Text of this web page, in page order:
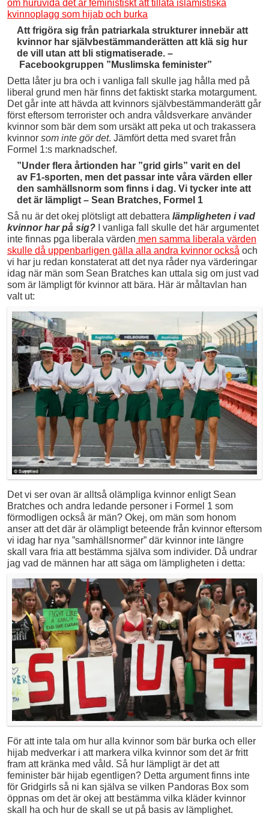
om huruvida det är feministiskt att tillåta islamistiska
kvinnoplagg som hijab och burka
Att frigöra sig från patriarkala strukturer innebär att
kvinnor har självbestämmanderätten att klä sig hur
de vill utan att bli stigmatiserade. –
Facebookgruppen ”Muslimska feminister”
Detta låter ju bra och i vanliga fall skulle jag hålla med på
liberal grund men här finns det faktiskt starka motargument.
Det går inte att hävda att kvinnors självbestämmanderätt går
först eftersom terrorister och andra våldsverkare använder
kvinnor som bär dem som ursäkt att peka ut och trakassera
kvinnor som inte gör det. Jämfört detta med svaret från
Formel 1:s marknadschef.
”Under flera årtionden har ”grid girls” varit en del
av F1-sporten, men det passar inte våra värden eller
den samhällsnorm som finns i dag. Vi tycker inte att
det är lämpligt – Sean Bratches, Formel 1
Så nu är det okej plötsligt att debattera lämpligheten i vad
kvinnor har på sig?
I vanliga fall skulle det här argumentet
inte finnas pga liberala värden men samma liberala värden
skulle då uppenbarligen gälla alla andra kvinnor också och
vi har ju redan konstaterat att det nya råder nya värderingar
idag när män som Sean Bratches kan uttala sig om just vad
som är lämpligt för kvinnor att bära. Här är måltavlan han
valt ut:
Det vi ser ovan är alltså olämpliga kvinnor enligt Sean
Bratches och andra ledande personer i Formel 1 som
förmodligen också är män? Okej, om män som honom
anser att det där är olämpligt beteende från kvinnor eftersom
vi idag har nya ”samhällsnormer” där kvinnor inte längre
skall vara fria att bestämma själva som individer. Då undrar
jag vad de männen har att säga om lämpligheten i detta:
För att inte tala om hur alla kvinnor som bär burka och eller
hijab medverkar i att markera vilka kvinnor som det är fritt
fram att kränka med våld. Så hur lämpligt är det att
feminister bär hijab egentligen? Detta argument finns inte
för Gridgirls så ni kan själva se vilken Pandoras Box som
öppnas om det är okej att bestämma vilka kläder kvinnor
skall ha och hur de skall se ut på basis av lämplighet.